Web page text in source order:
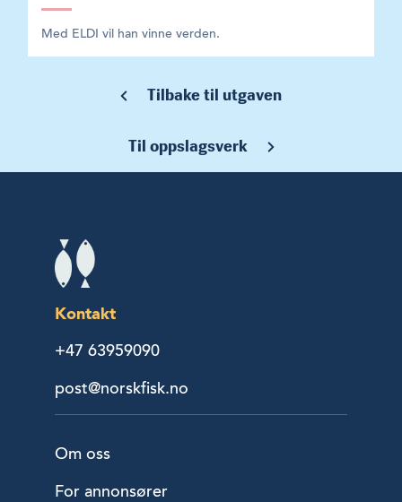
Med ELDI vil han vinne verden.
Tilbake til utgaven
Til oppslagsverk
Kontakt
+47 63959090
post@norskfisk.no
Om oss
For annonsører